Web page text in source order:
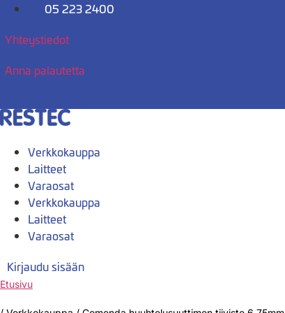
Mene
05 223 2400
Yhteystiedot
Anna palautetta
Verkkokauppa
Laitteet
Varaosat
Verkkokauppa
Laitteet
Varaosat
Kirjaudu sisään
Etusivu